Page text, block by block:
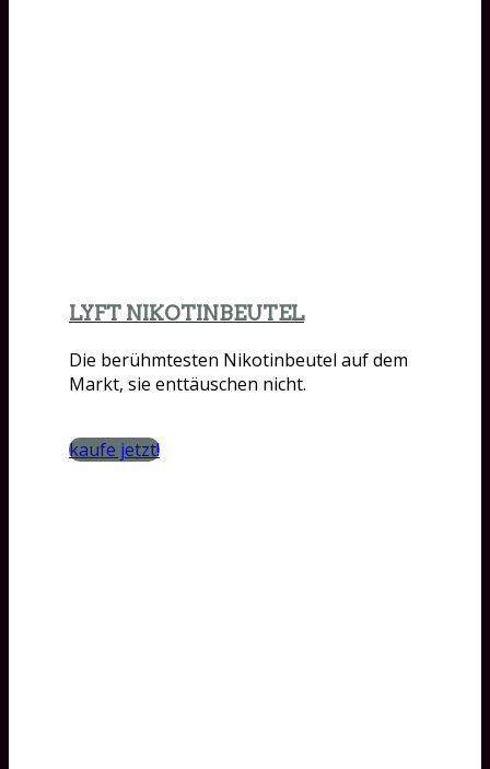
LYFT NIKOTINBEUTEL
Die berühmtesten Nikotinbeutel auf dem
Markt, sie enttäuschen nicht.
kaufe jetzt!